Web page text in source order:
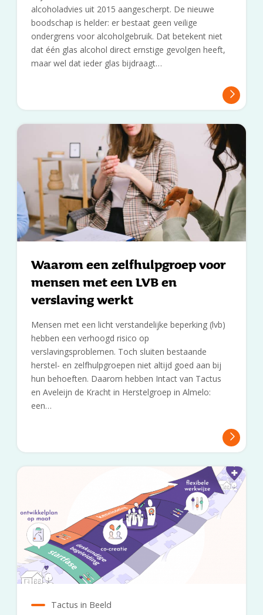
alcoholadvies uit 2015 aangescherpt. De nieuwe
boodschap is helder: er bestaat geen veilige
ondergrens voor alcoholgebruik. Dat betekent niet
dat één glas alcohol direct ernstige gevolgen heeft,
maar wel dat ieder glas bijdraagt…
Waarom een zelfhulpgroep voor
mensen met een LVB en
verslaving werkt
Mensen met een licht verstandelijke beperking (lvb)
hebben een verhoogd risico op
verslavingsproblemen. Toch sluiten bestaande
herstel- en zelfhulpgroepen niet altijd goed aan bij
hun behoeften. Daarom hebben Intact van Tactus
en Aveleijn de Kracht in Herstelgroep in Almelo:
een…
Tactus in Beeld